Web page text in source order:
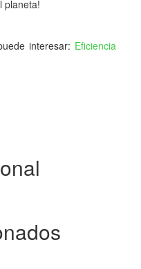
planeta!
interesar: Eficiencia